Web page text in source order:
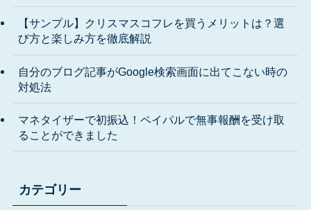
【サンプル】クリスマスコフレを買うメリットは？選
び方と楽しみ方を徹底解説
自分のブログ記事がGoogle検索画面に出てこない時の
対処法
マネタイザーで初振込！ペイパルで無事報酬を受け取
ることができました
カテゴリー